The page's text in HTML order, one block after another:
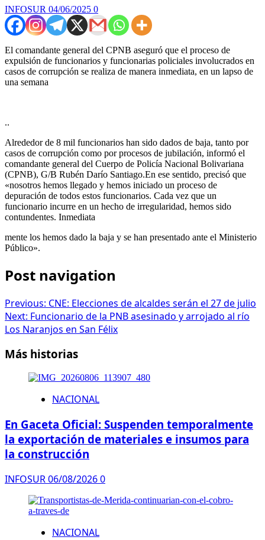
INFOSUR 04/06/2025 0
El comandante general del CPNB aseguró que el proceso de
expulsión de funcionarios y funcionarias policiales involucrados en
casos de corrupción se realiza de manera inmediata, en un lapso de
una semana
..
Alrededor de 8 mil funcionarios han sido dados de baja, tanto por
casos de corrupción como por procesos de jubilación, informó el
comandante general del Cuerpo de Policía Nacional Bolivariana
(CPNB), G/B Rubén Darío Santiago.En ese sentido, precisó que
«nosotros hemos llegado y hemos iniciado un proceso de
depuración de todos estos funcionarios. Cada vez que un
funcionario incurre en un hecho de irregularidad, hemos sido
contundentes. Inmediata
mente los hemos dado la baja y se han presentado ante el Ministerio
Público».
Post navigation
Previous: CNE: Elecciones de alcaldes serán el 27 de julio
Next: Funcionario de la PNB asesinado y arrojado al río
Los Naranjos en San Félix
Más historias
NACIONAL
En Gaceta Oficial: Suspenden temporalmente
la exportación de materiales e insumos para
la construcción
INFOSUR06/08/20260
NACIONAL